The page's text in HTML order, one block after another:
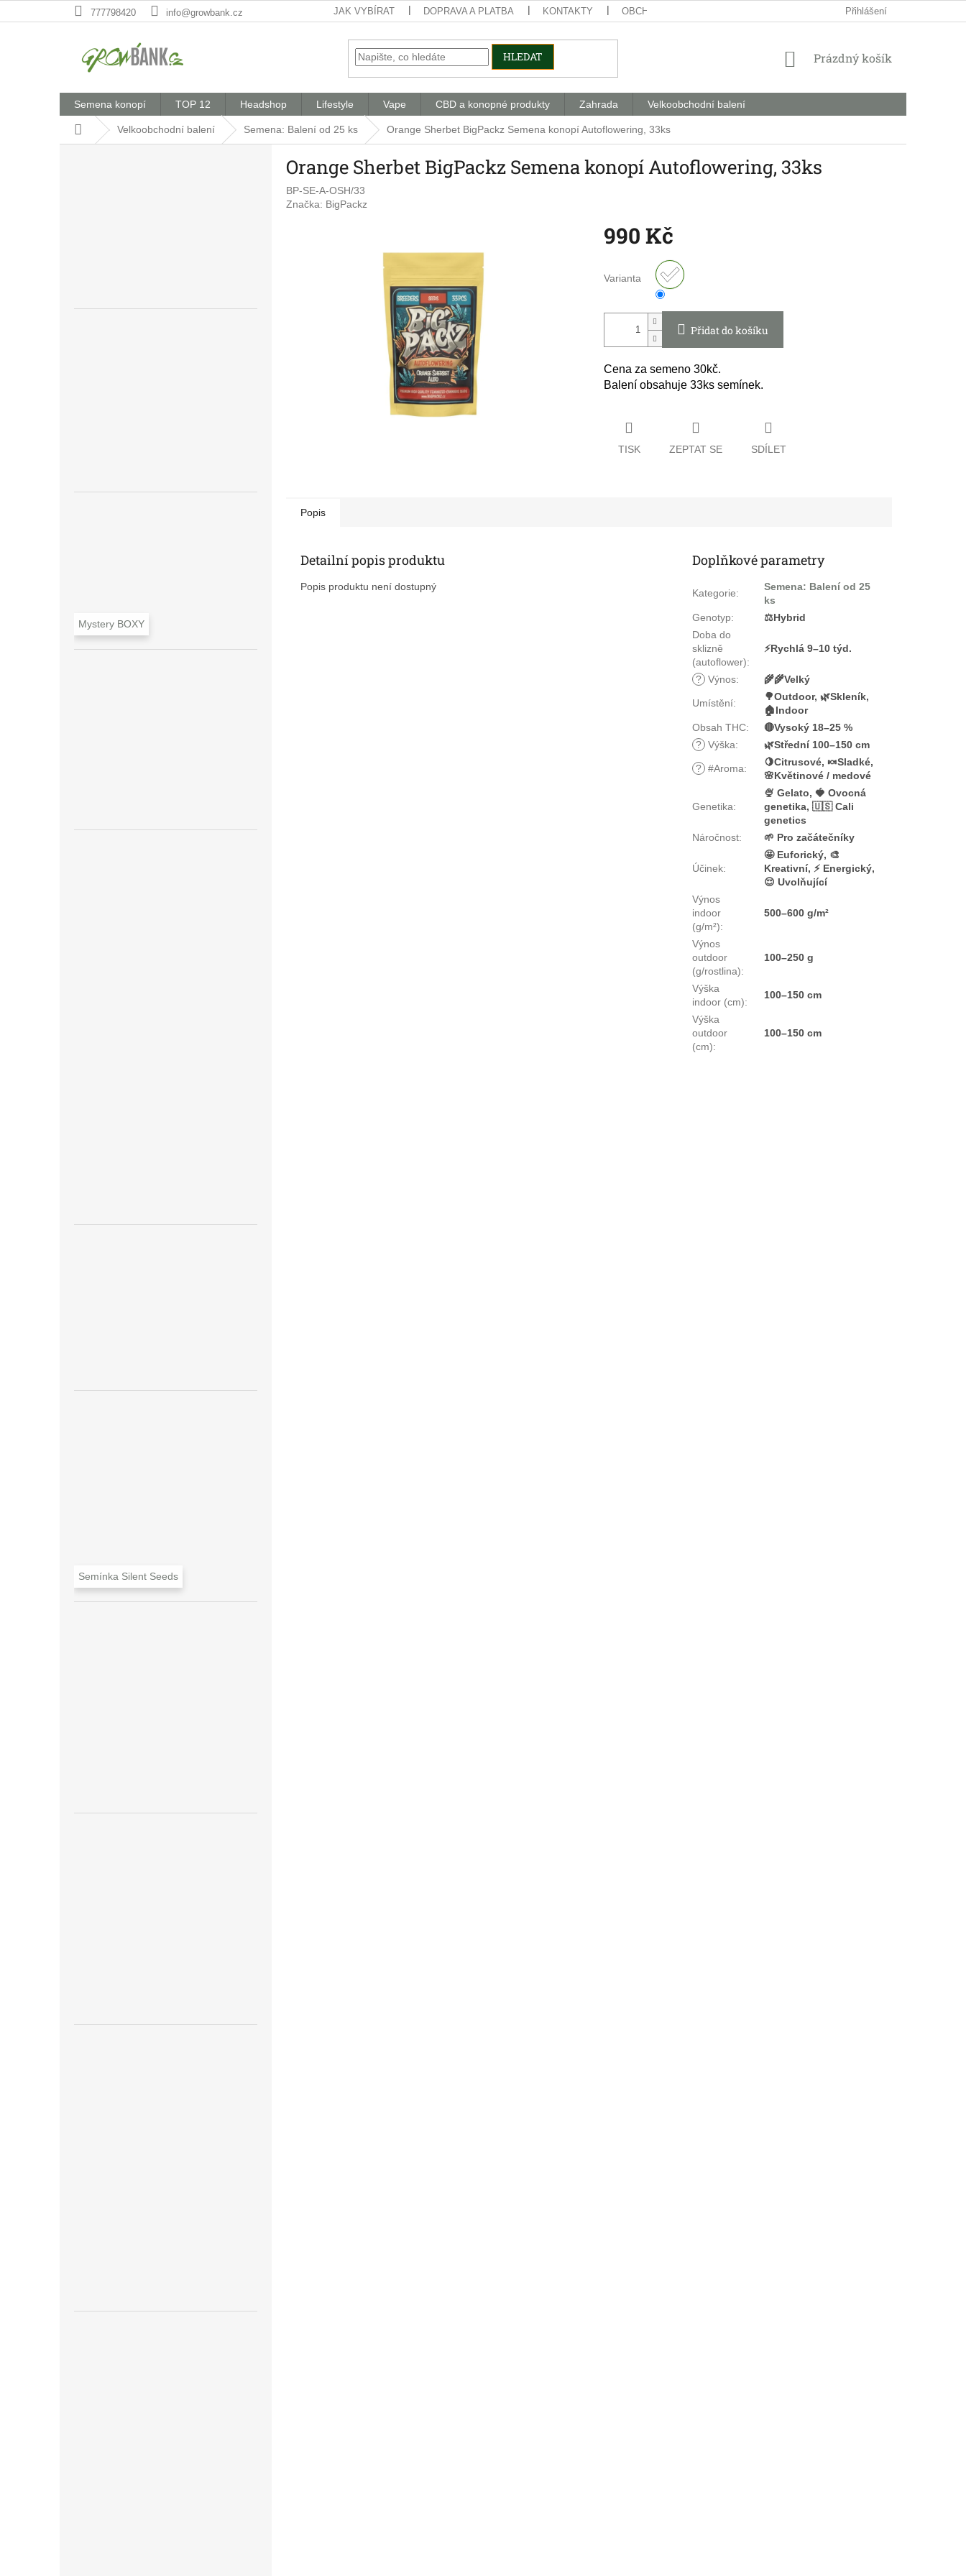
na
777798420 info@growbank.cz JAK VYBÍRAT DOPRAVA A PLATBA KONTAKTY OBCHODNÍ PODMÍNKY PODMÍNKY OCHRANY OSOBNÍCH ÚDAJŮ
Přihlášení
HLEDAT
NÁKUPNÍ
Prázdný košík
Semena konopí TOP 12 Headshop Lifestyle Vape CBD a konopné produkty Zahrada Velkoobchodní balení
Domů Velkoobchodní balení Semena: Balení od 25 ks Orange Sherbet BigPackz Semena konopí Autoflowering, 33ks
Mystery BOXY
Semínka Silent Seeds
Orange Sherbet BigPackz Semena konopí Autoflowering, 33ks
BP-SE-A-OSH/33
Značka: BigPackz
990 Kč
cena:
Varianta
Přidat do košíku
Cena za semeno 30kč.
Balení obsahuje 33ks semínek.
TISK ZEPTAT SE SDÍLET
Popis
Detailní popis produktu
Popis produktu není dostupný
Doplňkové parametry
Kategorie:
Semena: Balení od 25
ks
Genotyp:
⚖️Hybrid
Doba do
sklizně
(autoflower):
⚡Rychlá 9–10 týd.
? Výnos: 🌾🌾Velký
Umístění:
🌳Outdoor, 🌿Skleník,
🏠Indoor
Obsah THC:
🔴Vysoký 18–25 %
? Výška: 🌿Střední 100–150 cm
? #Aroma:
🍋Citrusové, 🍬Sladké,
🌸Květinové / medové
Genetika:
🍨 Gelato, 🍓 Ovocná
genetika, 🇺🇸 Cali
genetics
Náročnost: 🌱 Pro začátečníky
Účinek:
🤩 Euforický, 🎨
Kreativní, ⚡ Energický,
😌 Uvolňující
Výnos
indoor
(g/m²):
500–600 g/m²
Výnos
outdoor
(g/rostlina):
100–250 g
Výška
indoor (cm):
100–150 cm
Výška
outdoor
(cm):
100–150 cm